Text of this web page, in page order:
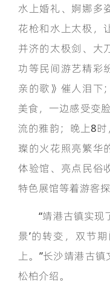
水上婚礼、婀娜多
花枪和水上太极，
并济的太极剑、大
功等民间游艺精彩
亲的歌》催人泪下
美食，一边感受变
流的雅韵；晚上8
璨的火花照亮繁华
体验馆、亮点民俗
特色展馆等着游客探
“靖港古镇实现了
景’的转变，双节
上。”长沙靖港古
松柏介绍。